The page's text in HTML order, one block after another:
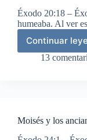
Éxodo 20:18 –
humeaba. Al ver
ContinuarEl
13
Moisés y los